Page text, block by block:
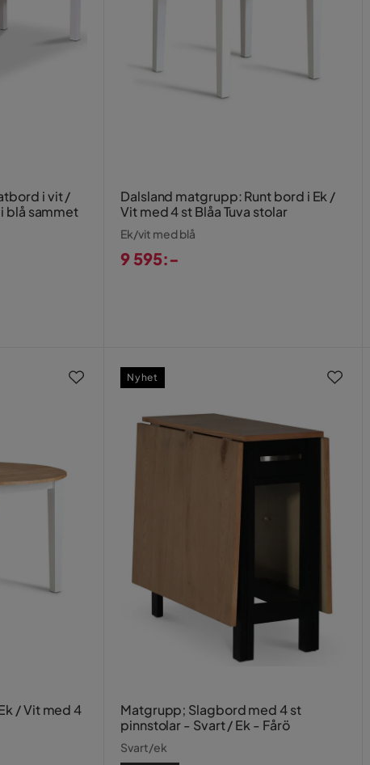
i vit /
blå sammet
Dalsland matgrupp: Runt bord i Ek /
Vit med 4 st Blåa Tuva stolar
Ek/vit med blå
9 595:-
/ Vit med 4
Matgrupp; Slagbord med 4 st
pinnstolar - Svart / Ek - Fårö
Svart/ek
Nyhet